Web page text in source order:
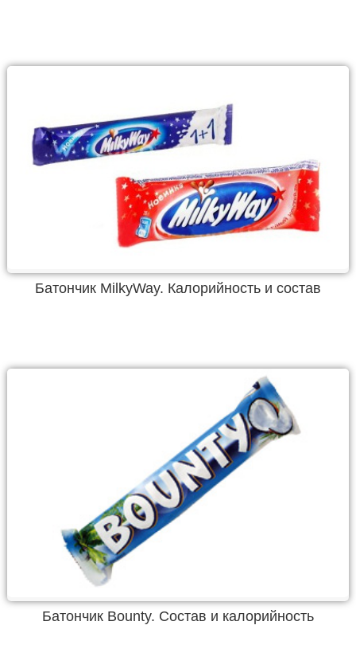
Батончик MilkyWay. Калорийность и состав
Батончик Bounty. Состав и калорийность